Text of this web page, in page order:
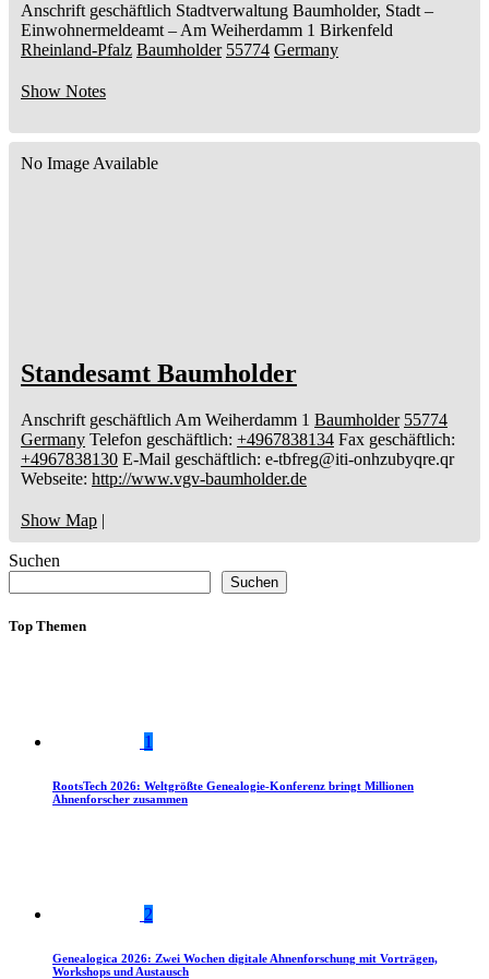
Anschrift geschäftlich Stadtverwaltung Baumholder, Stadt –
Einwohnermeldeamt –Am Weiherdamm 1 Birkenfeld
Rheinland-Pfalz Baumholder 55774 Germany
Show Notes
No Image Available
Standesamt Baumholder
Anschrift geschäftlich Am Weiherdamm 1 Baumholder 55774
Germany Telefon geschäftlich: +4967838134 Fax geschäftlich:
+4967838130 E-Mail geschäftlich: e-tbfreg@iti-onhzubyqre.qr
Webseite: http://www.vgv-baumholder.de
Show Map |
Suchen
Suchen
Top Themen
1
RootsTech 2026: Weltgrößte Genealogie-Konferenz bringt Millionen
Ahnenforscher zusammen
2
Genealogica 2026: Zwei Wochen digitale Ahnenforschung mit Vorträgen,
Workshops und Austausch